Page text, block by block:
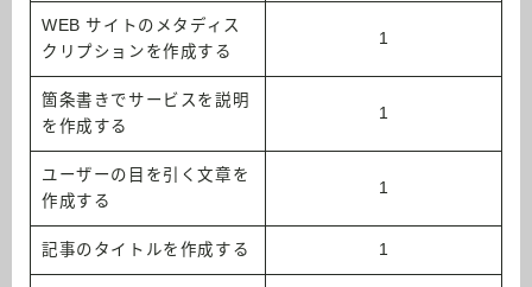
WEB サイトのメタディス
クリプションを作成する
1
箇条書きでサービスを説明
を作成する
1
ユーザーの目を引く文章を
作成する
1
記事のタイトルを作成する 1